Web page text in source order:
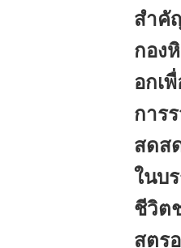
สำคั
กอง
อกเ
การ
สดส
ในบ
ชีวิต
สตร